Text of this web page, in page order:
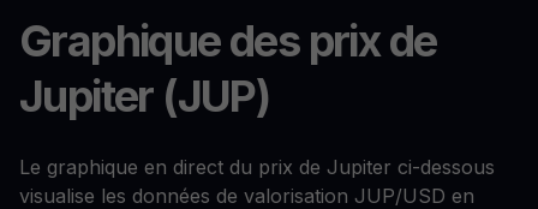
Graphique des prix de
Jupiter (JUP)
Le graphique en direct du prix de Jupiter ci-dessous
visualise les données de valorisation JUP/USD en